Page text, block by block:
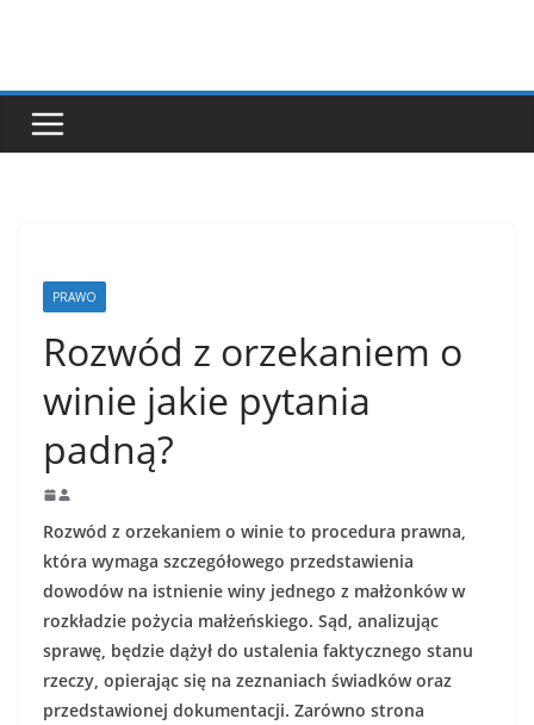
PRAWO
Rozwód z orzekaniem o
winie jakie pytania
padną?
Rozwód z orzekaniem o winie to procedura prawna,
która wymaga szczegółowego przedstawienia
dowodów na istnienie winy jednego z małżonków w
rozkładzie pożycia małżeńskiego. Sąd, analizując
sprawę, będzie dążył do ustalenia faktycznego stanu
rzeczy, opierając się na zeznaniach świadków oraz
przedstawionej dokumentacji. Zarówno strona